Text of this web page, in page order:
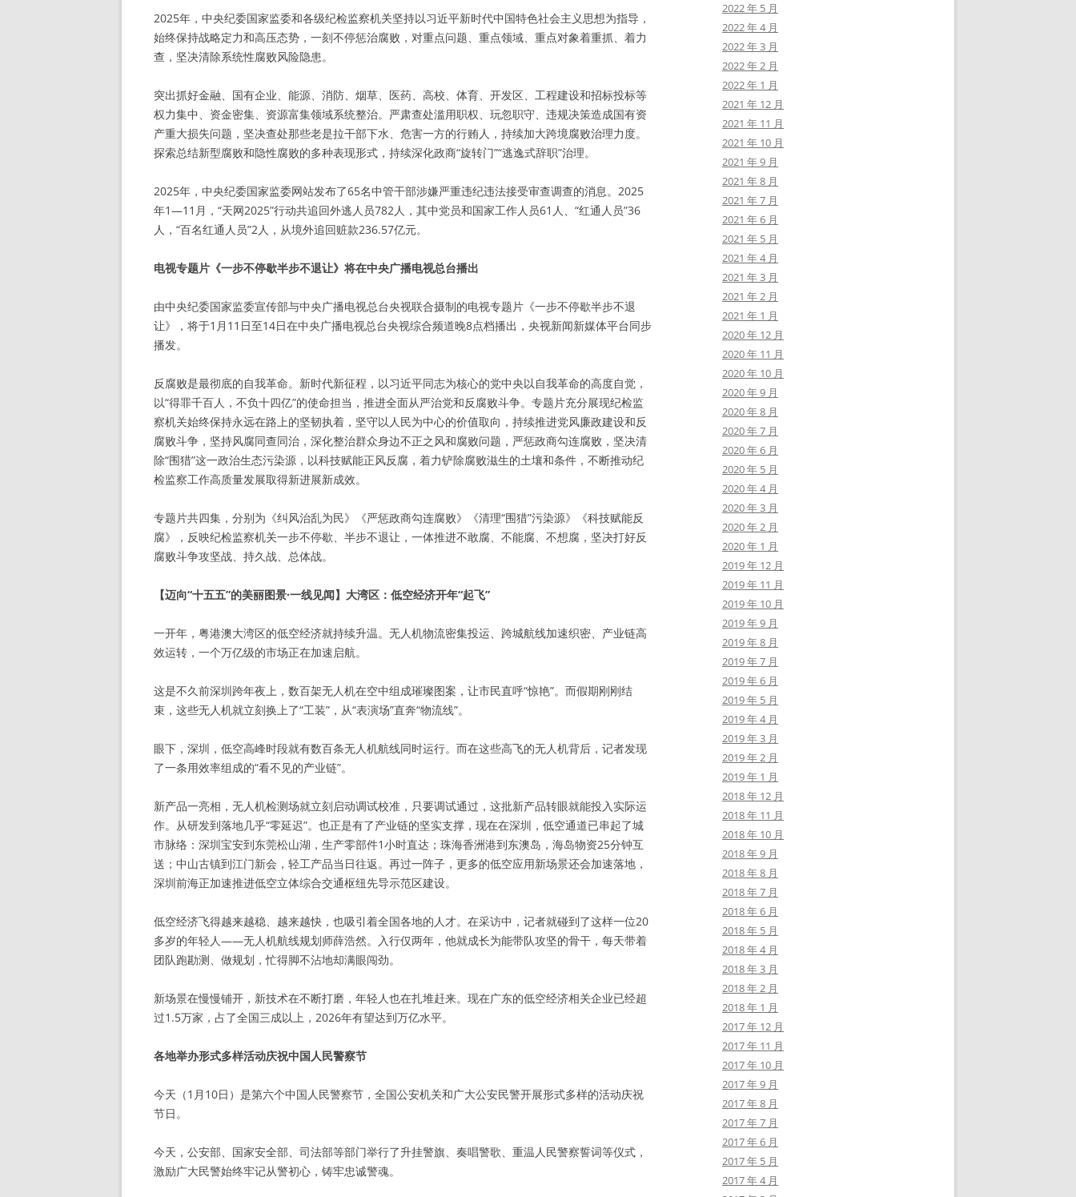
2025年，中央纪委国家监委和各级纪检监察机关坚持以习近平新时代中国特色社会主义思想为指导，
始终保持战略定力和高压态势，一刻不停惩治腐败，对重点问题、重点领域、重点对象着重抓、着力
查，坚决清除系统性腐败风险隐患。
突出抓好金融、国有企业、能源、消防、烟草、医药、高校、体育、开发区、工程建设和招标投标等
权力集中、资金密集、资源富集领域系统整治。严肃查处滥用职权、玩忽职守、违规决策造成国有资
产重大损失问题，坚决查处那些老是拉干部下水、危害一方的行贿人，持续加大跨境腐败治理力度。
探索总结新型腐败和隐性腐败的多种表现形式，持续深化政商“旋转门”“逃逸式辞职”治理。
2025年，中央纪委国家监委网站发布了65名中管干部涉嫌严重违纪违法接受审查调查的消息。2025
年1—11月，“天网2025”行动共追回外逃人员782人，其中党员和国家工作人员61人、“红通人员”36
人，“百名红通人员”2人，从境外追回赃款236.57亿元。
电视专题片《一步不停歇半步不退让》将在中央广播电视总台播出
由中央纪委国家监委宣传部与中央广播电视总台央视联合摄制的电视专题片《一步不停歇半步不退
让》，将于1月11日至14日在中央广播电视总台央视综合频道晚8点档播出，央视新闻新媒体平台同步
播发。
反腐败是最彻底的自我革命。新时代新征程，以习近平同志为核心的党中央以自我革命的高度自觉，
以“得罪千百人，不负十四亿”的使命担当，推进全面从严治党和反腐败斗争。专题片充分展现纪检监
察机关始终保持永远在路上的坚韧执着，坚守以人民为中心的价值取向，持续推进党风廉政建设和反
腐败斗争，坚持风腐同查同治，深化整治群众身边不正之风和腐败问题，严惩政商勾连腐败，坚决清
除“围猎”这一政治生态污染源，以科技赋能正风反腐，着力铲除腐败滋生的土壤和条件，不断推动纪
检监察工作高质量发展取得新进展新成效。
专题片共四集，分别为《纠风治乱为民》《严惩政商勾连腐败》《清理“围猎”污染源》《科技赋能反
腐》，反映纪检监察机关一步不停歇、半步不退让，一体推进不敢腐、不能腐、不想腐，坚决打好反
腐败斗争攻坚战、持久战、总体战。
【迈向“十五五”的美丽图景·一线见闻】大湾区：低空经济开年“起飞”
一开年，粤港澳大湾区的低空经济就持续升温。无人机物流密集投运、跨城航线加速织密、产业链高
效运转，一个万亿级的市场正在加速启航。
这是不久前深圳跨年夜上，数百架无人机在空中组成璀璨图案，让市民直呼“惊艳”。而假期刚刚结
束，这些无人机就立刻换上了“工装”，从“表演场”直奔“物流线”。
眼下，深圳，低空高峰时段就有数百条无人机航线同时运行。而在这些高飞的无人机背后，记者发现
了一条用效率组成的“看不见的产业链”。
新产品一亮相，无人机检测场就立刻启动调试校准，只要调试通过，这批新产品转眼就能投入实际运
作。从研发到落地几乎“零延迟”。也正是有了产业链的坚实支撑，现在在深圳，低空通道已串起了城
市脉络：深圳宝安到东莞松山湖，生产零部件1小时直达；珠海香洲港到东澳岛，海岛物资25分钟互
送；中山古镇到江门新会，轻工产品当日往返。再过一阵子，更多的低空应用新场景还会加速落地，
深圳前海正加速推进低空立体综合交通枢纽先导示范区建设。
低空经济飞得越来越稳、越来越快，也吸引着全国各地的人才。在采访中，记者就碰到了这样一位20
多岁的年轻人——无人机航线规划师薛浩然。入行仅两年，他就成长为能带队攻坚的骨干，每天带着
团队跑勘测、做规划，忙得脚不沾地却满眼闯劲。
新场景在慢慢铺开，新技术在不断打磨，年轻人也在扎堆赶来。现在广东的低空经济相关企业已经超
过1.5万家，占了全国三成以上，2026年有望达到万亿水平。
各地举办形式多样活动庆祝中国人民警察节
今天（1月10日）是第六个中国人民警察节，全国公安机关和广大公安民警开展形式多样的活动庆祝
节日。
今天，公安部、国家安全部、司法部等部门举行了升挂警旗、奏唱警歌、重温人民警察誓词等仪式，
激励广大民警始终牢记从警初心，铸牢忠诚警魂。
2022 年 5 月
2022 年 4 月
2022 年 3 月
2022 年 2 月
2022 年 1 月
2021 年 12 月
2021 年 11 月
2021 年 10 月
2021 年 9 月
2021 年 8 月
2021 年 7 月
2021 年 6 月
2021 年 5 月
2021 年 4 月
2021 年 3 月
2021 年 2 月
2021 年 1 月
2020 年 12 月
2020 年 11 月
2020 年 10 月
2020 年 9 月
2020 年 8 月
2020 年 7 月
2020 年 6 月
2020 年 5 月
2020 年 4 月
2020 年 3 月
2020 年 2 月
2020 年 1 月
2019 年 12 月
2019 年 11 月
2019 年 10 月
2019 年 9 月
2019 年 8 月
2019 年 7 月
2019 年 6 月
2019 年 5 月
2019 年 4 月
2019 年 3 月
2019 年 2 月
2019 年 1 月
2018 年 12 月
2018 年 11 月
2018 年 10 月
2018 年 9 月
2018 年 8 月
2018 年 7 月
2018 年 6 月
2018 年 5 月
2018 年 4 月
2018 年 3 月
2018 年 2 月
2018 年 1 月
2017 年 12 月
2017 年 11 月
2017 年 10 月
2017 年 9 月
2017 年 8 月
2017 年 7 月
2017 年 6 月
2017 年 5 月
2017 年 4 月